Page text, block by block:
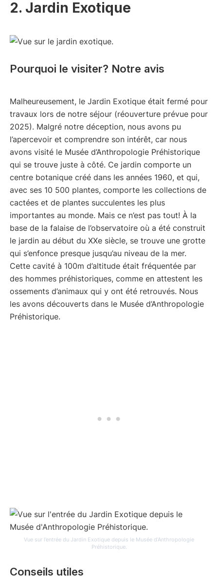
2. Jardin Exotique
Pourquoi le visiter? Notre avis
Malheureusement, le Jardin Exotique était fermé pour
travaux lors de notre séjour (réouverture prévue pour
2025). Malgré notre déception, nous avons pu
l’apercevoir et comprendre son intérêt, car nous
avons visité le Musée d’Anthropologie Préhistorique
qui se trouve juste à côté. Ce jardin comporte un
centre botanique créé dans les années 1960, et qui,
avec ses 10 500 plantes, comporte les collections de
cactées et de plantes succulentes les plus
importantes au monde. Mais ce n’est pas tout! À la
base de la falaise de l’observatoire où a été construit
le jardin au début du XXe siècle, se trouve une grotte
qui s’enfonce presque jusqu’au niveau de la mer.
Cette cavité à 100m d’altitude était fréquentée par
des hommes préhistoriques, comme en attestent les
ossements d’animaux qui y ont été retrouvés. Nous
les avons découverts dans le Musée d’Anthropologie
Préhistorique.
Vue sur l’entrée du Jardin Exotique depuis le Musée d’Anthropologie
Préhistorique.
Conseils utiles